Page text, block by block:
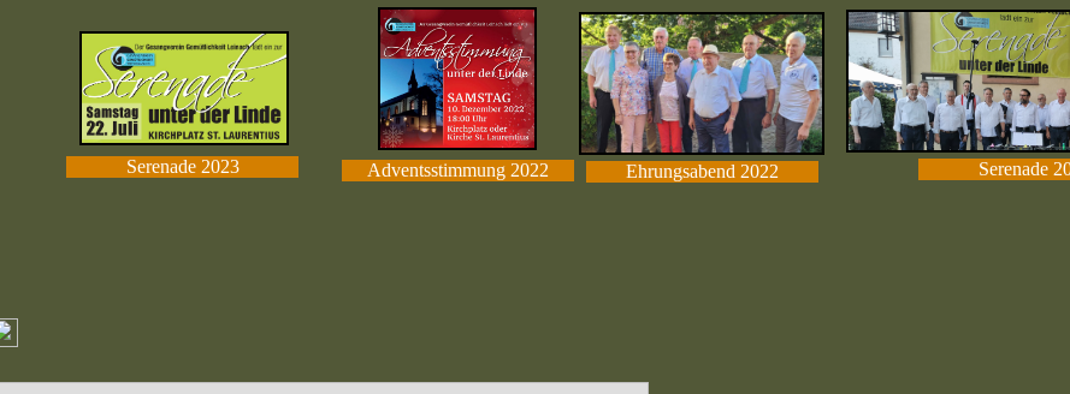
Serenade 2023 Adventsstimmung 2022 Ehrungsabend 2022 Serenade